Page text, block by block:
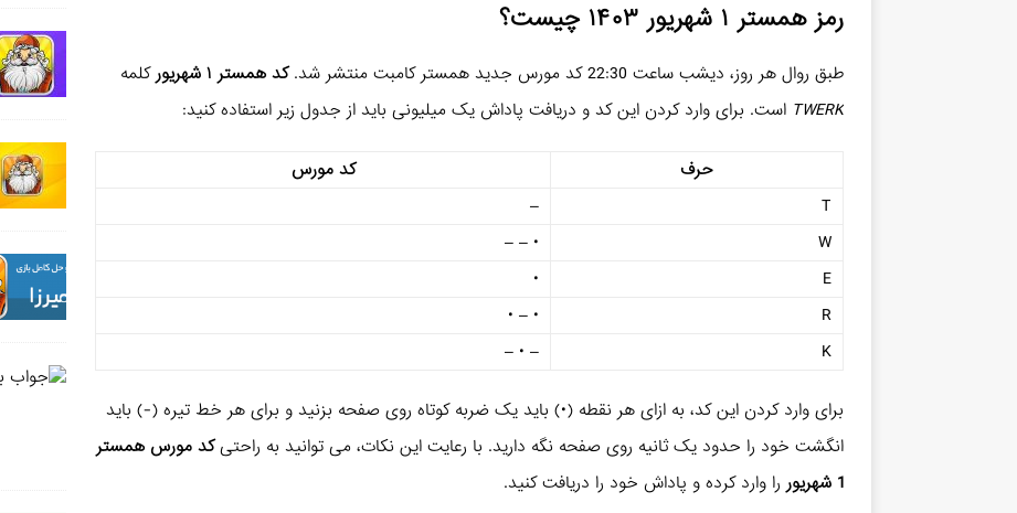
رمز همستر ۱ شهریور ۱۴۰۳ چیست؟
طبق روال هر روز، دیشب ساعت 22:30 کد مورس جدید همستر کامبت منتشر شد. کد همستر ۱ شهریور
کلمه
TWERK است. برای وارد کردن این کد و دریافت پاداش یک میلیونی باید از جدول زیر استفاده کنید:
حرف
کد مورس
T
–
W
• – –
E
•
R
• – •
K
– • –
برای وارد کردن این کد، به ازای هر نقطه (•) باید یک ضربه کوتاه روی صفحه بزنید و برای هر خط تیره (-) باید
انگشت خود را حدود یک ثانیه روی صفحه نگه دارید. با رعایت این نکات، می توانید به راحتیکد مورس همستر
1 شهریور
را وارد کرده و پاداش خود را دریافت کنید.